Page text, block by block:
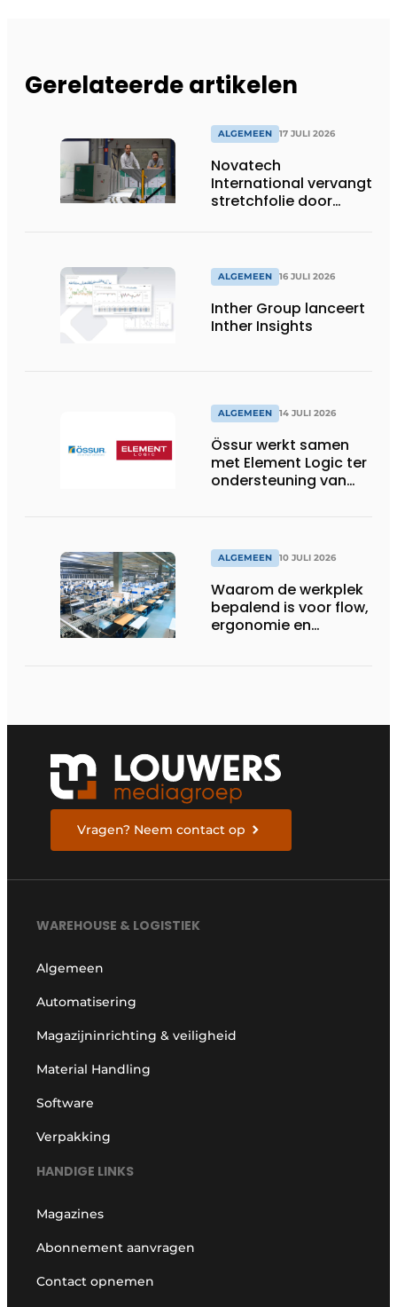
Gerelateerde artikelen
ALGEMEEN 17 JULI 2026
Novatech
International vervangt
stretchfolie door
ALGEMEEN 16 JULI 2026
Inther Group lanceert
Inther Insights
ALGEMEEN 14 JULI 2026
Össur werkt samen
met Element Logic ter
ondersteuning van
ALGEMEEN 10 JULI 2026
Waarom de werkplek
bepalend is voor flow,
ergonomie en
Vragen? Neem contact op
WAREHOUSE & LOGISTIEK
Algemeen
Automatisering
Magazijninrichting & veiligheid
Material Handling
Software
Verpakking
HANDIGE LINKS
Magazines
Abonnement aanvragen
Contact opnemen